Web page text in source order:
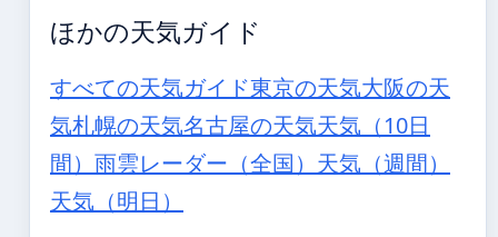
ほかの天気ガイド
すべての天気ガイド東京の天気大阪の天
気札幌の天気名古屋の天気天気（10日
間） 雨雲レーダー（全国） 天気（週間）
天気（明日）